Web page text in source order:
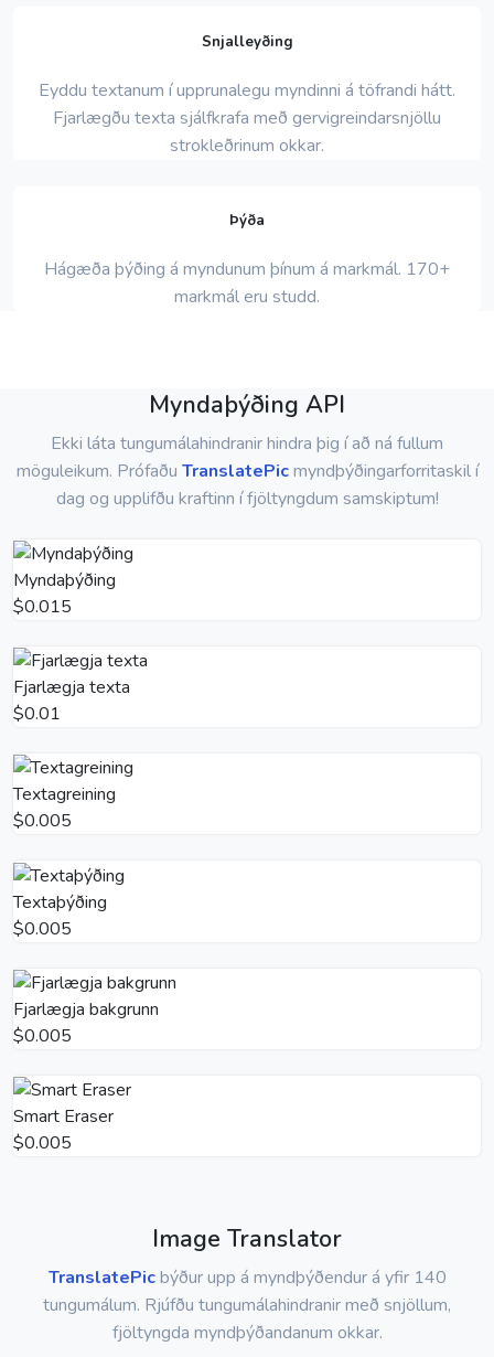
Snjalleyðing
Eyddu textanum í upprunalegu myndinni á töfrandi hátt.
Fjarlægðu texta sjálfkrafa með gervigreindarsnjöllu
strokleðrinum okkar.
Þýða
Hágæða þýðing á myndunum þínum á markmál. 170+
markmál eru studd.
Myndaþýðing API
Ekki láta tungumálahindranir hindra þig í að ná fullum
möguleikum. Prófaðu TranslatePicmyndþýðingarforritaskil í
dag og upplifðu kraftinn í fjöltyngdum samskiptum!
Myndaþýðing
$0.015
Fjarlægja texta
$0.01
Textagreining
$0.005
Textaþýðing
$0.005
Fjarlægja bakgrunn
$0.005
Smart Eraser
$0.005
Image Translator
TranslatePicbýður upp á myndþýðendur á yfir 140
tungumálum. Rjúfðu tungumálahindranir með snjöllum,
fjöltyngda myndþýðandanum okkar.